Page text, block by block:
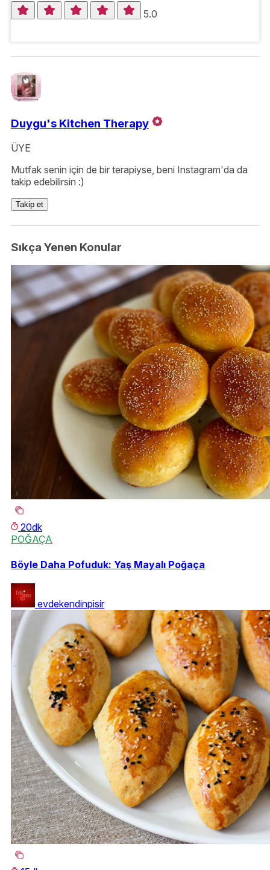
5.0
Duygu's Kitchen Therapy
ÜYE
Mutfak senin için de bir terapiyse, beni Instagram'da da
takip edebilirsin :)
Takip et
Sıkça Yenen Konular
20dk
POĞAÇA
Böyle Daha Pofuduk: Yaş Mayalı Poğaça
evdekendinpisir